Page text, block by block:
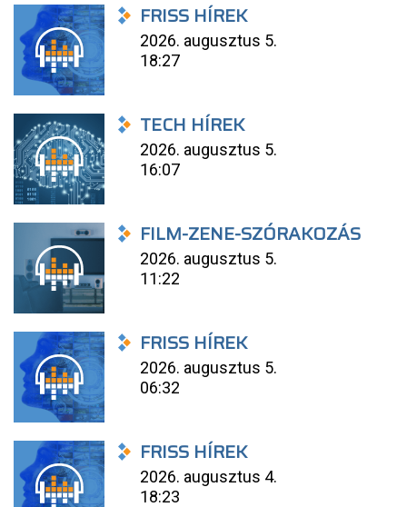
FRISS HÍREK
2026. augusztus 5.
18:27
TECH HÍREK
2026. augusztus 5.
16:07
FILM-ZENE-SZÓRAKOZÁS
2026. augusztus 5.
11:22
FRISS HÍREK
2026. augusztus 5.
06:32
FRISS HÍREK
2026. augusztus 4.
18:23